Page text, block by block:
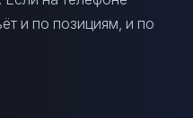
и по позициям, и по